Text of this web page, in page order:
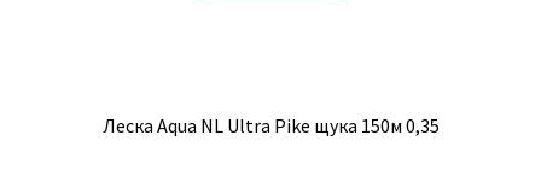
Леска Aqua NL Ultra Pike щука 150м 0,35